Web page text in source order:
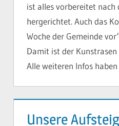
ist alles vorbereitet nach
hergerichtet. Auch das
Woche der Gemeinde
Damit ist der
Alle weiteren Infos
Unsere